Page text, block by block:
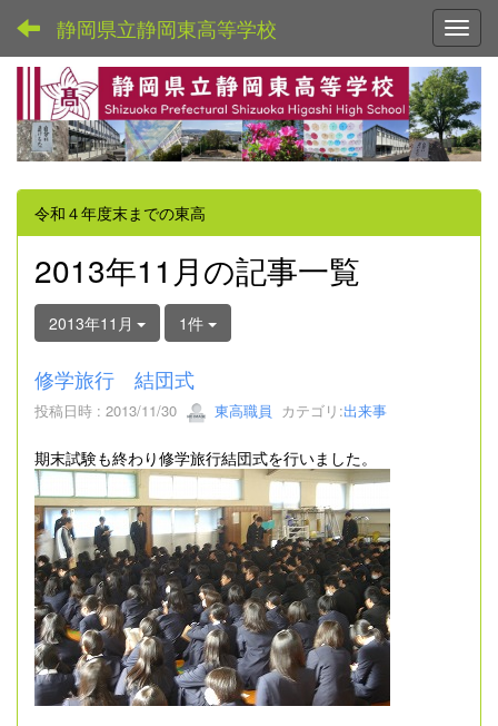
静岡県立静岡東高等学校
令和４年度末までの東高
2013年11月の記事一覧
2013年11月 1件
修学旅行 結団式
投稿日時 : 2013/11/30 東高職員 カテゴリ:出来事
期末試験も終わり修学旅行結団式を行いました。